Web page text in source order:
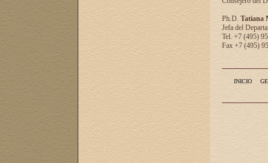
Ph.D. Tatiana
Jefa del
Tel. +7 (495)
Fax +7 (495)
INICIO